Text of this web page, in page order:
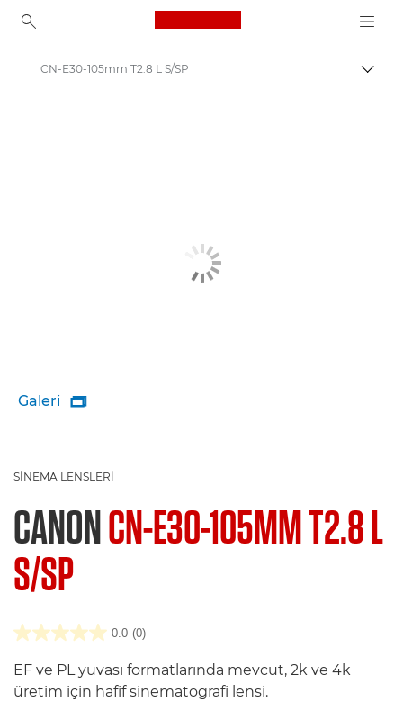
Canon Logo, back to
İçerik
CN-E30-105mm T2.8 L S/SP
Galeri 
SINEMA LENSLERI
CANONCN-E30-105MM T2.8 L
S/SP
0.0 (0)
EF ve PL yuvası formatlarında mevcut, 2k ve 4k
üretim için hafif sinematografi lensi.